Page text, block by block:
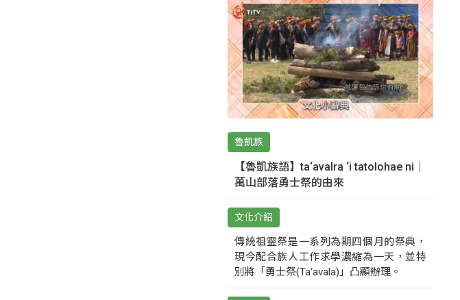
魯凱族
【魯凱族語】ta‘avalra ‘i tatolohae ni｜
萬山部落勇士祭的由來
文化介紹
傳統祖靈祭是一系列為期四個月的祭典，
現今配合族人工作求學濃縮為一天，並特
別將「勇士祭(Ta‘avala)」凸顯辦理。